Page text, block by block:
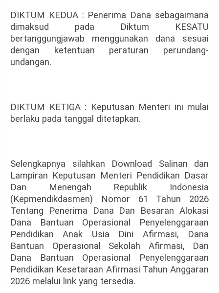
DIKTUM KEDUA : Penerima Dana sebagaimana
dimaksud pada Diktum KESATU
bertanggungjawab menggunakan dana sesuai
dengan ketentuan peraturan perundang-
undangan.
DIKTUM KETIGA : Keputusan Menteri ini mulai
berlaku pada tanggal ditetapkan.
Selengkapnya silahkan Download Salinan dan
Lampiran Keputusan Menteri Pendidikan Dasar
Dan Menengah Republik Indonesia
(Kepmendikdasmen) Nomor 61 Tahun 2026
Tentang Penerima Dana Dan Besaran Alokasi
Dana Bantuan Operasional Penyelenggaraan
Pendidikan Anak Usia Dini Afirmasi, Dana
Bantuan Operasional Sekolah Afirmasi, Dan
Dana Bantuan Operasional Penyelenggaraan
Pendidikan Kesetaraan Afirmasi Tahun Anggaran
2026 melalui link yang tersedia.